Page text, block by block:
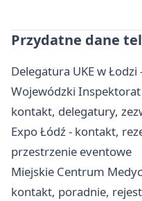
Przydatne dane
Delegatura UKE w
Wojewódzki
kontakt, delegatury,
Expo Łódź - kontakt,
przestrzenie eventowe
Miejskie Centrum
kontakt, poradnie,